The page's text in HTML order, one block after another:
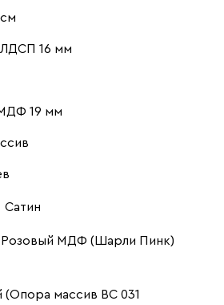
ЛДСП 16 мм
19 мм
Сатин
Розовый МДФ (Шарли Пинк)
массив ВС 031